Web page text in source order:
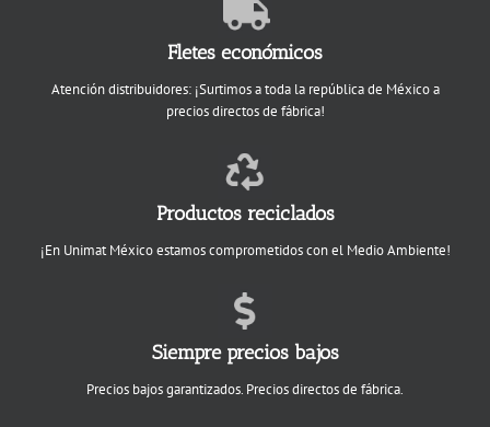
Fletes económicos
Atención distribuidores: ¡Surtimos a toda la república de México a
precios directos de fábrica!
Productos reciclados
¡En Unimat México estamos comprometidos con el Medio Ambiente!
Siempre precios bajos
Precios bajos garantizados. Precios directos de fábrica.